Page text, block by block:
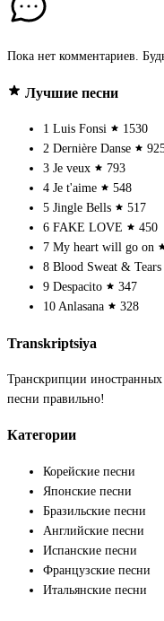
Пока нет комментариев.
Лучшие песни
1 Luis Fonsi
1530
2 Dernière Danse
3 Je veux
793
4 Je t'aime
548
5 Jingle Bells
517
6 FAKE LOVE
450
7 My heart will go on
8 Blood Sweat & Tears
9 Despacito
347
10 Anlasana 328
Transkriptsiya
Транскрипции
песни правильно!
Категории
Корейские песни
Японские песни
Бразильские песни
Английские песни
Испанские песни
Французские песни
Итальянские песни